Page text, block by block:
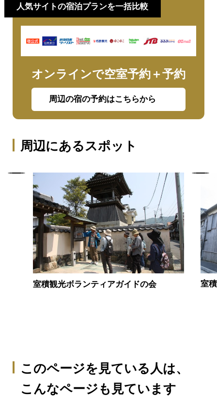
人気サイトの宿泊プランを一括比較
オンラインで空室予約＋予約
周辺の宿の予約はこちらから
周辺にあるスポット
室積観光ボランティアガイドの会 室
このページを見ている人は、
こんなページも見ています